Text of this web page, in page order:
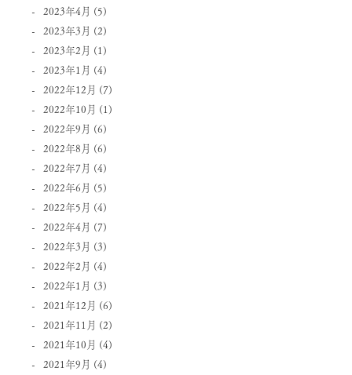
2023年4月 (5)
2023年3月 (2)
2023年2月 (1)
2023年1月 (4)
2022年12月 (7)
2022年10月 (1)
2022年9月 (6)
2022年8月 (6)
2022年7月 (4)
2022年6月 (5)
2022年5月 (4)
2022年4月 (7)
2022年3月 (3)
2022年2月 (4)
2022年1月 (3)
2021年12月 (6)
2021年11月 (2)
2021年10月 (4)
2021年9月 (4)